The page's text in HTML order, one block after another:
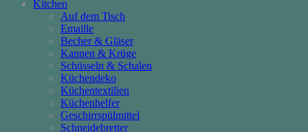
Kitchen
Auf dem Tisch
Emaille
Becher & Gläser
Kannen & Krüge
Schüsseln & Schalen
Küchendeko
Küchentextilien
Küchenhelfer
Geschirrspülmittel
Schneidebretter